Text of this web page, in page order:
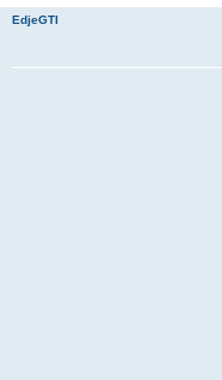
EdjeGTI